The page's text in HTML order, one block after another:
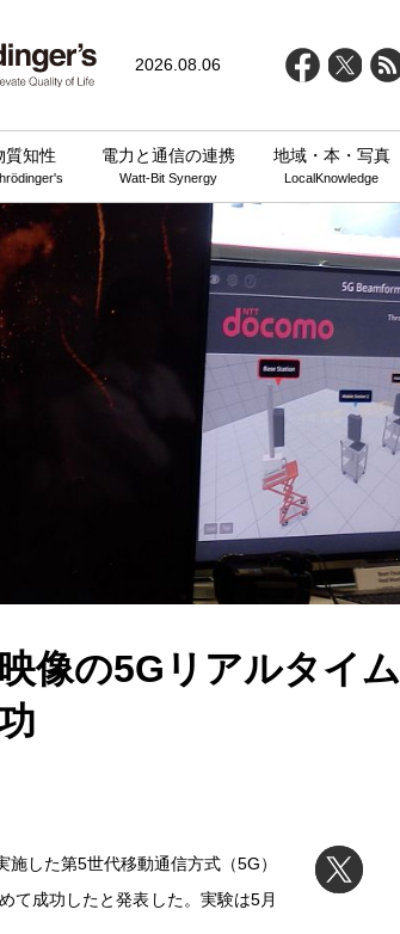
2026.08.06
質知性 電力と通信の連携
Watt-Bit Synergy
地域・本・写真
LocalKnowledge
像の5Gリアルタイム
した第5世代移動通信方式（5G）
て成功したと発表した。実験は5月